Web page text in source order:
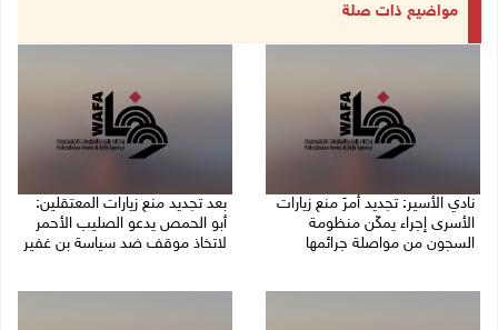
مواضيع ذات صلة
نادي الأسير: تجديد أمرَ منع زيارات
الأسرى إجراء يمكّن منظومة
السجون من مواصلة جرائمها
بعد تجديد منع زيارات المعتقلين:
أبو الحمص يدعو الصليب الأحمر
لاتخاذ موقف ضد سياسة بن غفير